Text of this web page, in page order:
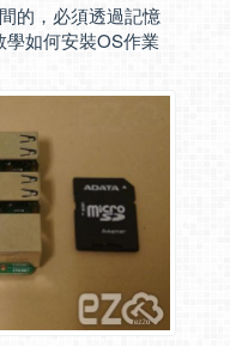
的，必須透過記憶
如何安裝OS作業